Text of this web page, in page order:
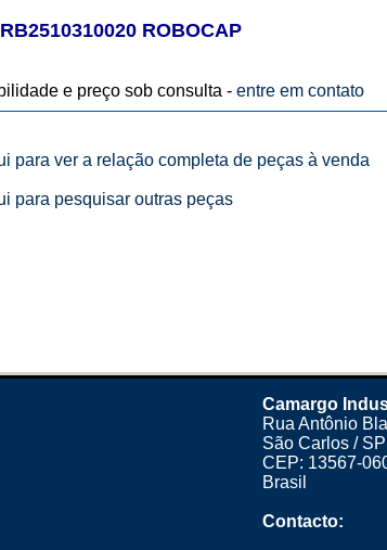
ROBOCAP
e preço sob consulta - entre em contato
para ver a relação completa de peças à venda
para pesquisar outras peças
Camargo
Rua Antônio
São Carlos / SP
CEP: 13567-
Brasil
Contacto: